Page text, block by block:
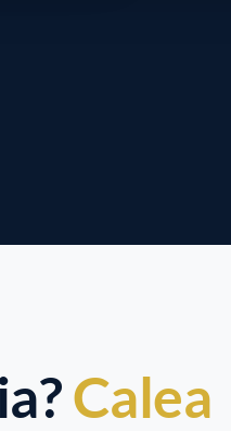
Calea